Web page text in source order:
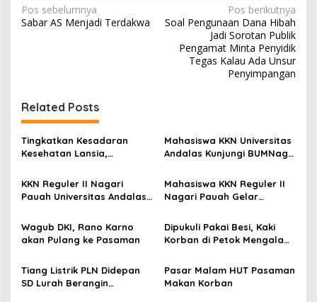
N
a
a
s
i
o
Pos sebelumnya
Sabar AS Menjadi Terdakwa
Pos berikutnya
Soal Pengunaan Dana Hibah
Jadi Sorotan Publik
Pengamat Minta Penyidik
Tegas Kalau Ada Unsur
Penyimpangan
Related Posts
Tingkatkan Kesadaran
Kesehatan Lansia,
Andalas Reguler II Gelar
Edukasi Bahaya Hipertensi
Mahasiswa KKN Universitas
Andalas Kunjungi BUMNag
Pauah, Pelajari Upaya
Mewujudkan Ketahanan
Pangan Berkelanjutan
KKN Reguler II Nagari
Pauah Universitas Andalas
Pasaman, Matangkan
Persiapan Sosialisasi
Pendidikan Pemilih di SMA
Mahasiswa KKN Reguler II
Nagari Pauah Gelar
Kerja Atasi Permasalahan
Sampah
Wagub DKI, Rano Karno
akan Pulang ke Pasaman
Dipukuli Pakai Besi, Kaki
Korban di Petok Mengalami
Tiang Listrik PLN Didepan
SD Lurah Berangin
Pasar Malam HUT Pasaman
Makan Korban